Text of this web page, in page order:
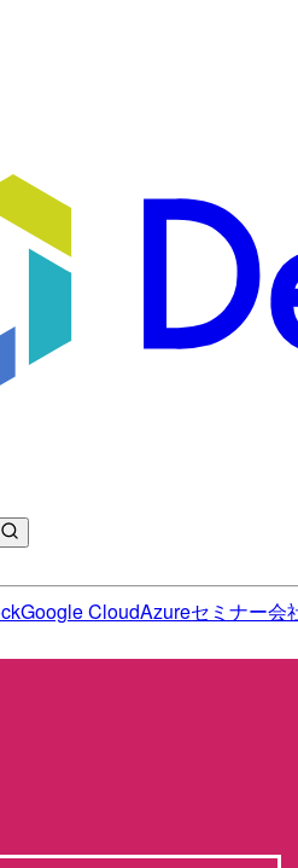
Google CloudAzureセミナー会